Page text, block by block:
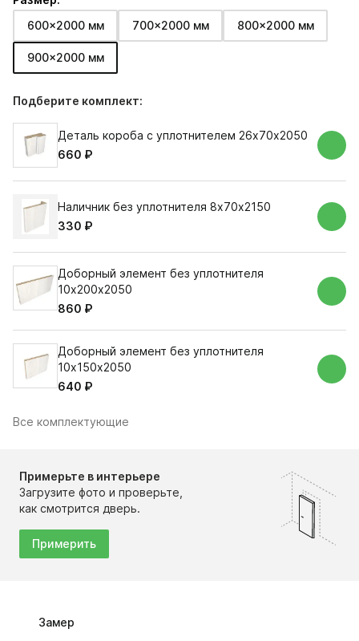
600x2000 мм
700x2000 мм 800x2000 мм
900x2000 мм
Подберите комплект:
Деталь короба с уплотнителем 26х70х2050
660 ₽
Наличник без уплотнителя 8х70х2150
330 ₽
Доборный элемент без уплотнителя
10х200х2050
860 ₽
Доборный элемент без уплотнителя
10х150х2050
640 ₽
Все комплектующие
Примерьте в интерьере
Загрузите фото и проверьте,
как смотрится дверь.
Примерить
Замер